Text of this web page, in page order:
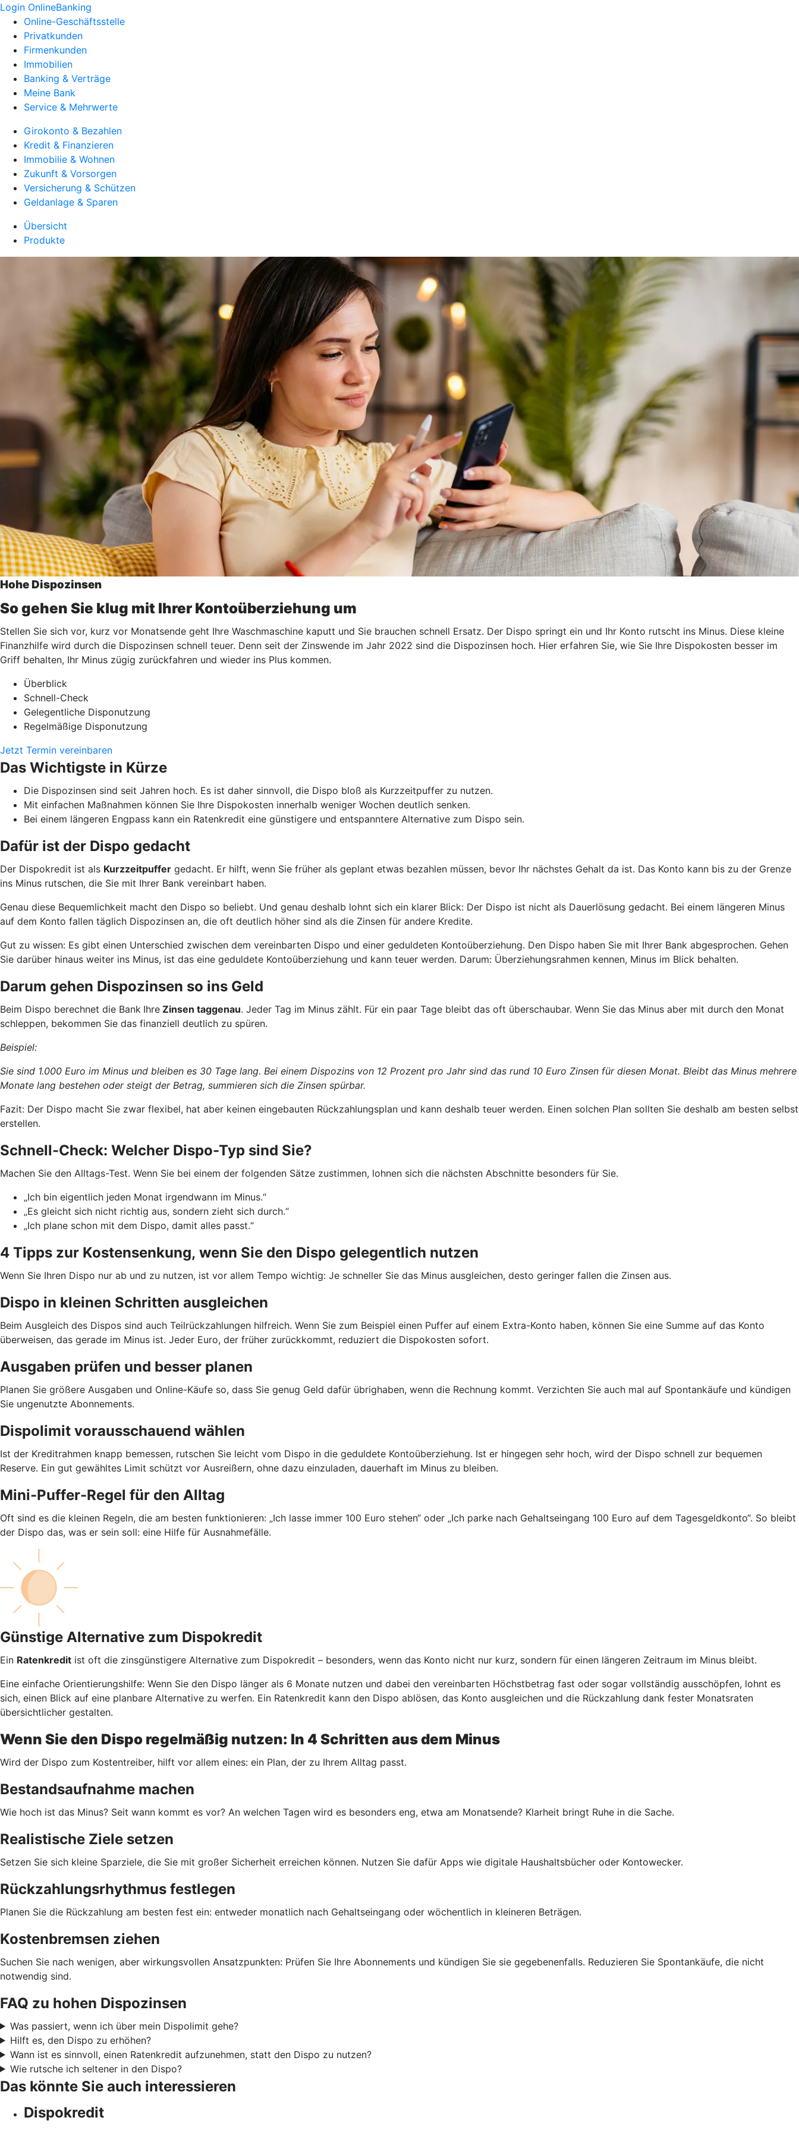
Login OnlineBanking
Online-Geschäftsstelle
Privatkunden
Firmenkunden
Immobilien
Banking & Verträge
Meine Bank
Service & Mehrwerte
Girokonto & Bezahlen
Kredit & Finanzieren
Immobilie & Wohnen
Zukunft & Vorsorgen
Versicherung & Schützen
Geldanlage & Sparen
Übersicht
Produkte
Hohe Dispozinsen
So gehen Sie klug mit Ihrer Kontoüberziehung um
Stellen Sie sich vor, kurz vor Monatsende geht Ihre Waschmaschine kaputt und Sie brauchen schnell Ersatz. Der Dispo springt ein und Ihr Konto rutscht ins Minus. Diese kleine
Finanzhilfe wird durch die Dispozinsen schnell teuer. Denn seit der Zinswende im Jahr 2022 sind die Dispozinsen hoch. Hier erfahren Sie, wie Sie Ihre Dispokosten besser im
Griff behalten, Ihr Minus zügig zurückfahren und wieder ins Plus kommen.
Überblick
Schnell-Check
Gelegentliche Disponutzung
Regelmäßige Disponutzung
Jetzt Termin vereinbaren
Das Wichtigste in Kürze
Die Dispozinsen sind seit Jahren hoch. Es ist daher sinnvoll, die Dispo bloß als Kurzzeitpuffer zu nutzen.
Mit einfachen Maßnahmen können Sie Ihre Dispokosten innerhalb weniger Wochen deutlich senken.
Bei einem längeren Engpass kann ein Ratenkredit eine günstigere und entspanntere Alternative zum Dispo sein.
Dafür ist der Dispo gedacht
Der Dispokredit ist als Kurzzeitpuffer gedacht. Er hilft, wenn Sie früher als geplant etwas bezahlen müssen, bevor Ihr nächstes Gehalt da ist. Das Konto kann bis zu der Grenze
ins Minus rutschen, die Sie mit Ihrer Bank vereinbart haben.
Genau diese Bequemlichkeit macht den Dispo so beliebt. Und genau deshalb lohnt sich ein klarer Blick: Der Dispo ist nicht als Dauerlösung gedacht. Bei einem längeren Minus
auf dem Konto fallen täglich Dispozinsen an, die oft deutlich höher sind als die Zinsen für andere Kredite.
Gut zu wissen: Es gibt einen Unterschied zwischen dem vereinbarten Dispo und einer geduldeten Kontoüberziehung. Den Dispo haben Sie mit Ihrer Bank abgesprochen. Gehen
Sie darüber hinaus weiter ins Minus, ist das eine geduldete Kontoüberziehung und kann teuer werden. Darum: Überziehungsrahmen kennen, Minus im Blick behalten.
Darum gehen Dispozinsen so ins Geld
Beim Dispo berechnet die Bank Ihre Zinsen taggenau. Jeder Tag im Minus zählt. Für ein paar Tage bleibt das oft überschaubar. Wenn Sie das Minus aber mit durch den Monat
schleppen, bekommen Sie das finanziell deutlich zu spüren.
Beispiel:
Sie sind 1.000 Euro im Minus und bleiben es 30 Tage lang. Bei einem Dispozins von 12 Prozent pro Jahr sind das rund 10 Euro Zinsen für diesen Monat. Bleibt das Minus mehrere
Monate lang bestehen oder steigt der Betrag, summieren sich die Zinsen spürbar.
Fazit: Der Dispo macht Sie zwar flexibel, hat aber keinen eingebauten Rückzahlungsplan und kann deshalb teuer werden. Einen solchen Plan sollten Sie deshalb am besten selbst
erstellen.
Schnell-Check: Welcher Dispo-Typ sind Sie?
Machen Sie den Alltags-Test. Wenn Sie bei einem der folgenden Sätze zustimmen, lohnen sich die nächsten Abschnitte besonders für Sie.
„Ich bin eigentlich jeden Monat irgendwann im Minus.“
„Es gleicht sich nicht richtig aus, sondern zieht sich durch.“
„Ich plane schon mit dem Dispo, damit alles passt.“
4 Tipps zur Kostensenkung, wenn Sie den Dispo gelegentlich nutzen
Wenn Sie Ihren Dispo nur ab und zu nutzen, ist vor allem Tempo wichtig: Je schneller Sie das Minus ausgleichen, desto geringer fallen die Zinsen aus.
Dispo in kleinen Schritten ausgleichen
Beim Ausgleich des Dispos sind auch Teilrückzahlungen hilfreich. Wenn Sie zum Beispiel einen Puffer auf einem Extra-Konto haben, können Sie eine Summe auf das Konto
überweisen, das gerade im Minus ist. Jeder Euro, der früher zurückkommt, reduziert die Dispokosten sofort.
Ausgaben prüfen und besser planen
Planen Sie größere Ausgaben und Online-Käufe so, dass Sie genug Geld dafür übrighaben, wenn die Rechnung kommt. Verzichten Sie auch mal auf Spontankäufe und kündigen
Sie ungenutzte Abonnements.
Dispolimit vorausschauend wählen
Ist der Kreditrahmen knapp bemessen, rutschen Sie leicht vom Dispo in die geduldete Kontoüberziehung. Ist er hingegen sehr hoch, wird der Dispo schnell zur bequemen
Reserve. Ein gut gewähltes Limit schützt vor Ausreißern, ohne dazu einzuladen, dauerhaft im Minus zu bleiben.
Mini-Puffer-Regel für den Alltag
Oft sind es die kleinen Regeln, die am besten funktionieren: „Ich lasse immer 100 Euro stehen“ oder „Ich parke nach Gehaltseingang 100 Euro auf dem Tagesgeldkonto“. So bleibt
der Dispo das, was er sein soll: eine Hilfe für Ausnahmefälle.
Günstige Alternative zum Dispokredit
Ein Ratenkredit ist oft die zinsgünstigere Alternative zum Dispokredit – besonders, wenn das Konto nicht nur kurz, sondern für einen längeren Zeitraum im Minus bleibt.
Eine einfache Orientierungshilfe: Wenn Sie den Dispo länger als 6 Monate nutzen und dabei den vereinbarten Höchstbetrag fast oder sogar vollständig ausschöpfen, lohnt es
sich, einen Blick auf eine planbare Alternative zu werfen. Ein Ratenkredit kann den Dispo ablösen, das Konto ausgleichen und die Rückzahlung dank fester Monatsraten
übersichtlicher gestalten.
Wenn Sie den Dispo regelmäßig nutzen: In 4 Schritten aus dem Minus
Wird der Dispo zum Kostentreiber, hilft vor allem eines: ein Plan, der zu Ihrem Alltag passt.
Bestandsaufnahme machen
Wie hoch ist das Minus? Seit wann kommt es vor? An welchen Tagen wird es besonders eng, etwa am Monatsende? Klarheit bringt Ruhe in die Sache.
Realistische Ziele setzen
Setzen Sie sich kleine Sparziele, die Sie mit großer Sicherheit erreichen können. Nutzen Sie dafür Apps wie digitale Haushaltsbücher oder Kontowecker.
Rückzahlungsrhythmus festlegen
Planen Sie die Rückzahlung am besten fest ein: entweder monatlich nach Gehaltseingang oder wöchentlich in kleineren Beträgen.
Kostenbremsen ziehen
Suchen Sie nach wenigen, aber wirkungsvollen Ansatzpunkten: Prüfen Sie Ihre Abonnements und kündigen Sie sie gegebenenfalls. Reduzieren Sie Spontankäufe, die nicht
notwendig sind.
FAQ zu hohen Dispozinsen
Was passiert, wenn ich über mein Dispolimit gehe?
Hilft es, den Dispo zu erhöhen?
Wann ist es sinnvoll, einen Ratenkredit aufzunehmen, statt den Dispo zu nutzen?
Wie rutsche ich seltener in den Dispo?
Das könnte Sie auch interessieren
Dispokredit